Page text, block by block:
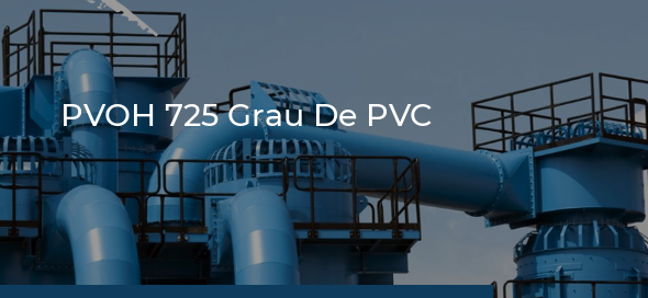
PVOH 725 Grau De PVC